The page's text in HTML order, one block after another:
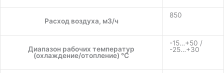
Расход воздуха, м3/ч
850
Диапазон рабочих температур
(охлаждение/отопление) °C
-15…+50 /
-25…+30